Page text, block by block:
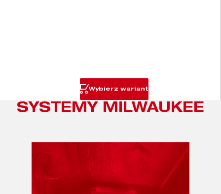
Wybierz wariant
SYSTEMY MILWAUKEE